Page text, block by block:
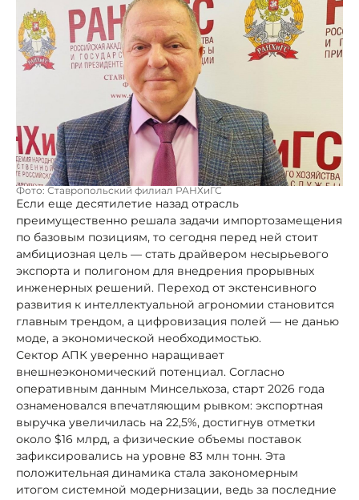
Фото: Ставропольский филиал РАНХиГС
Если еще десятилетие назад отрасль
преимущественно решала задачи импортозамещения
по базовым позициям, то сегодня перед ней стоит
амбициозная цель — стать драйвером несырьевого
экспорта и полигоном для внедрения прорывных
инженерных решений. Переход от экстенсивного
развития к интеллектуальной агрономии становится
главным трендом, а цифровизация полей — не данью
моде, а экономической необходимостью.
Сектор АПК уверенно наращивает
внешнеэкономический потенциал. Согласно
оперативным данным Минсельхоза, старт 2026 года
ознаменовался впечатляющим рывком: экспортная
выручка увеличилась на 22,5%, достигнув отметки
около $16 млрд, а физические объемы поставок
зафиксировались на уровне 83 млн тонн. Эта
положительная динамика стала закономерным
итогом системной модернизации, ведь за последние